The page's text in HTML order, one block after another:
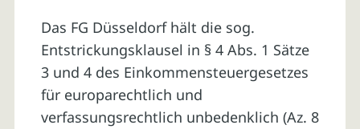
Das FG Düsseldorf hält die sog.
Entstrickungsklausel in § 4 Abs. 1 Sätze
3 und 4 des Einkommensteuergesetzes
für europarechtlich und
verfassungsrechtlich unbedenklich (Az. 8